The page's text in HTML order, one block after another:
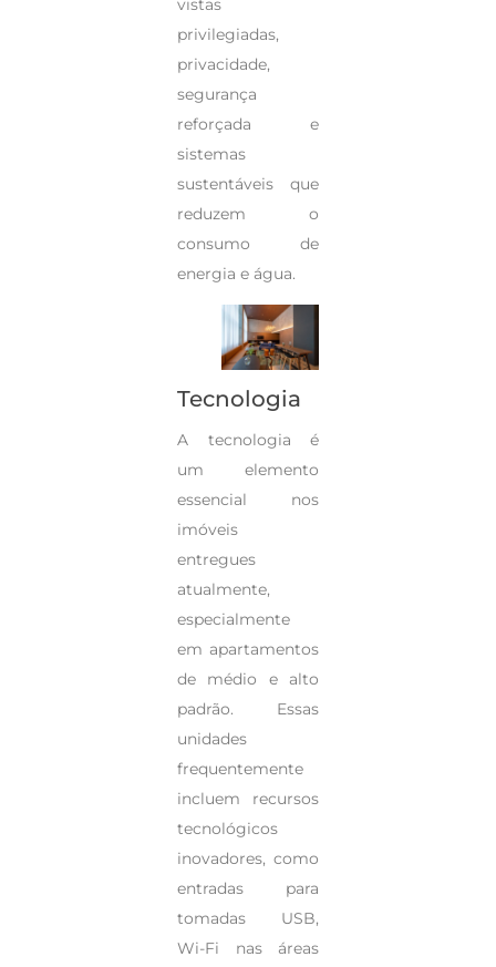
privilegiadas,
privacidade,
segurança
reforçada e
sistemas
sustentáveis que
reduzem o
consumo de
energia e água.
Tecnologia
A tecnologia é
um elemento
essencial nos
imóveis
entregues
atualmente,
especialmente
em apartamentos
de médio e alto
padrão. Essas
unidades
frequentemente
incluem recursos
tecnológicos
inovadores, como
entradas para
tomadas USB,
Wi-Fi nas áreas